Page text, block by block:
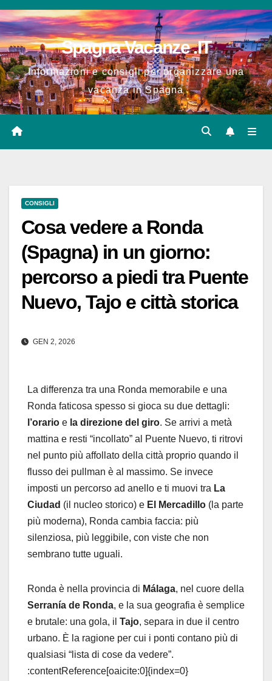
Salta
al
contenuto
Spagna Vacanze .IT
Informazioni e consigli per organizzare una
vacanza in Spagna
CONSIGLI
Cosa vedere a Ronda
(Spagna) in un giorno:
percorso a piedi tra Puente
Nuevo, Tajo e città storica
GEN 2, 2026
La differenza tra una Ronda memorabile e una
Ronda faticosa spesso si gioca su due dettagli:
l’orario e la direzione del giro. Se arrivi a metà
mattina e resti “incollato” al Puente Nuevo, ti ritrovi
nel punto più affollato della città proprio quando il
flusso dei pullman è al massimo. Se invece
imposti un percorso ad anello e ti muovi tra La
Ciudad (il nucleo storico) e El Mercadillo (la parte
più moderna), Ronda cambia faccia: più
silenziosa, più leggibile, con viste che non
sembrano tutte uguali.
Ronda è nella provincia di Málaga, nel cuore della
Serranía de Ronda, e la sua geografia è semplice
e brutale: una gola, il Tajo, separa in due il centro
urbano. È la ragione per cui i ponti contano più di
qualsiasi “lista di cose da vedere”.
:contentReference[oaicite:0]{index=0}